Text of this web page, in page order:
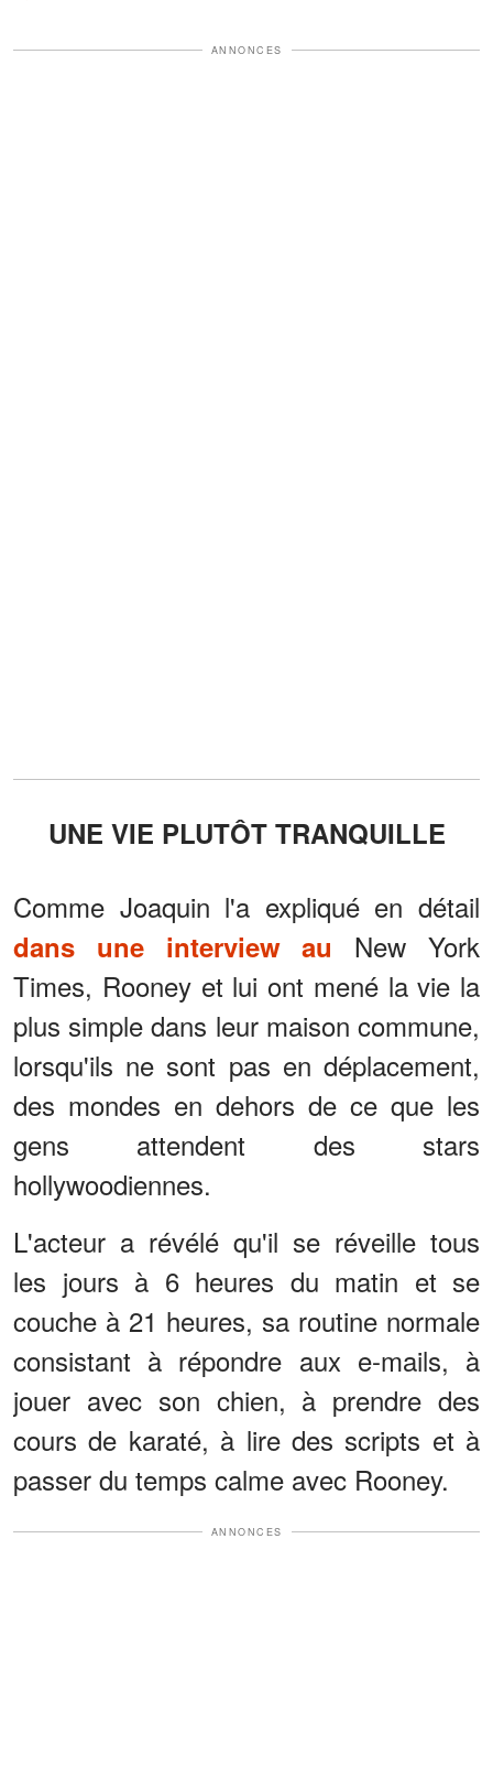
ANNONCES
UNE VIE PLUTÔT TRANQUILLE
Comme Joaquin l'a expliqué en détail
dans une interview au New York
Times, Rooney et lui ont mené la vie la
plus simple dans leur maison commune,
lorsqu'ils ne sont pas en déplacement,
des mondes en dehors de ce que les
gens attendent des stars
hollywoodiennes.
L'acteur a révélé qu'il se réveille tous
les jours à 6 heures du matin et se
couche à 21 heures, sa routine normale
consistant à répondre aux e-mails, à
jouer avec son chien, à prendre des
cours de karaté, à lire des scripts et à
passer du temps calme avec Rooney.
ANNONCES